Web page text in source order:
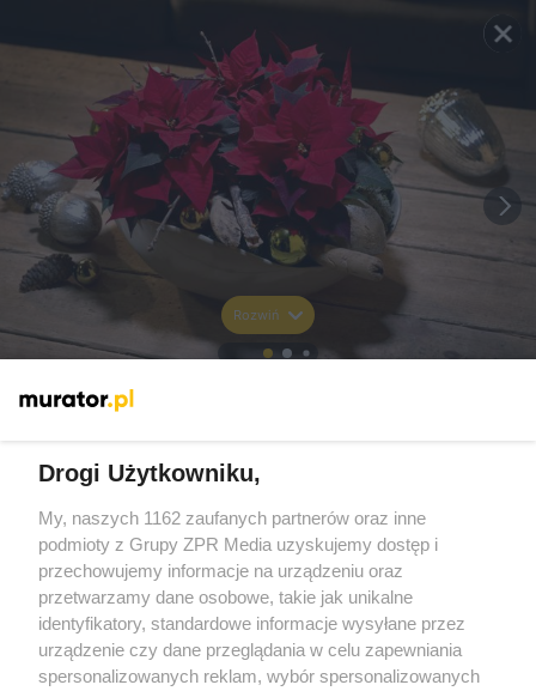
Rozwiń
Drogi Użytkowniku,
My, naszych 1162 zaufanych partnerów oraz inne
podmioty z Grupy ZPR Media uzyskujemy dostęp i
przechowujemy informacje na urządzeniu oraz
przetwarzamy dane osobowe, takie jak unikalne
identyfikatory, standardowe informacje wysyłane przez
urządzenie czy dane przeglądania w celu zapewniania
spersonalizowanych reklam, wybór spersonalizowanych